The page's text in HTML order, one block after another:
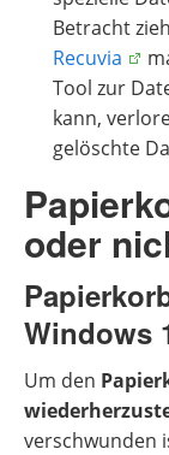
Betracht
Recuvia
Tool zur
kann,
gelöschte
oder
Windows
Um den
verschwunden